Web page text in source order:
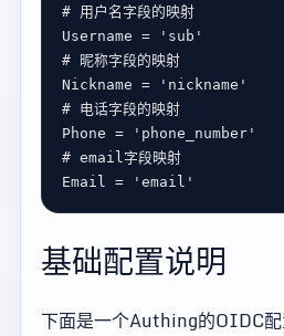
# 用户名字段的映射
Username =
'sub'
# 昵称字段的映射
Nickname =
'nickname'
# 电话字段的映射
Phone =
'phone_number'
# email字段映射
Email = 'email'
基础配置说明
下面是一个Authing的OIDC